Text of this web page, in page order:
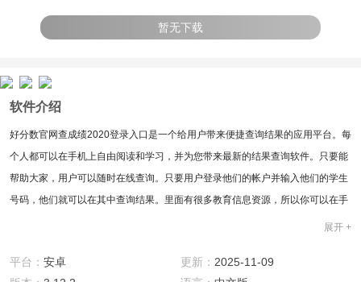
暂无下载
软件介绍
好分数官网查成绩2020登录入口是一个给用户带来便捷查询结果的应用平台。每
个人都可以在手机上自由阅读和学习，并为您带来最新的结果查询软件。只要能
帮助大家，用户可以随时在线查询。只要用户登录他们的帐户并输入他们的学生
号码，他们就可以在其中查询结果。里面有很多教育信息资源，所以你可以在手
1、好分数官网查成绩2020登录入口界面上有很多教育资源，也有学生的基本信
息，都在里面，只有校园用户可以登录使用;
展开 +
平台： 安卓 更新： 2025-11-09